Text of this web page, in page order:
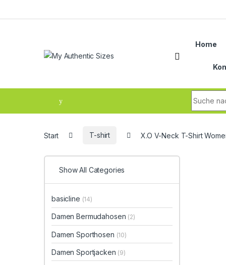
Home
Start T-shirt X.O V-Neck T-Shirt
Show All Categories
basicline (14)
Damen Bermudahosen (2)
Damen Sporthosen (10)
Damen Sportjacken (9)